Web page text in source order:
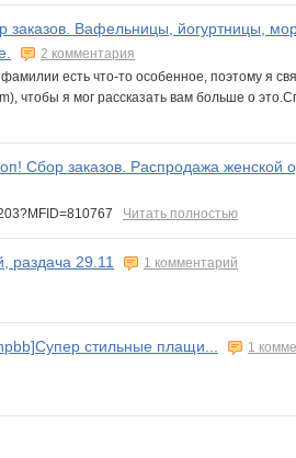
заказов. Вафельницы, йогуртницы,
2 комментария
есть что-то особенное, поэтому я
чтобы я мог рассказать вам больше о
Сбор заказов. Распродажа
Читать полностью
раздача 29.11
1 комментарий
стильные плащи...
1